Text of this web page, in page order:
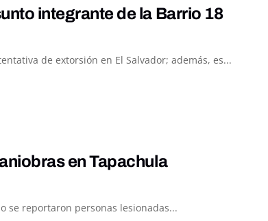
integrante de la Barrio 18
de extorsión en El Salvador; además, es...
en Tapachula
se reportaron personas lesionadas...